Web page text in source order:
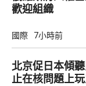
歡迎組織
國際 7小時前
北京促日本傾
止在核問題上